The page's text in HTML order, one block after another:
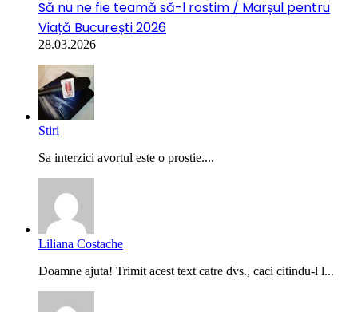
Să nu ne fie teamă să-l rostim / Marșul pentru
Viață București 2026
28.03.2026
Stiri
Sa interzici avortul este o prostie....
Liliana Costache
Doamne ajuta! Trimit acest text catre dvs., caci citindu-l l...